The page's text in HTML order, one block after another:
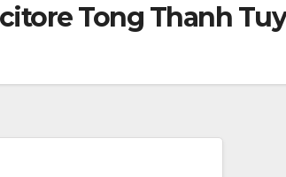
Tong Thanh